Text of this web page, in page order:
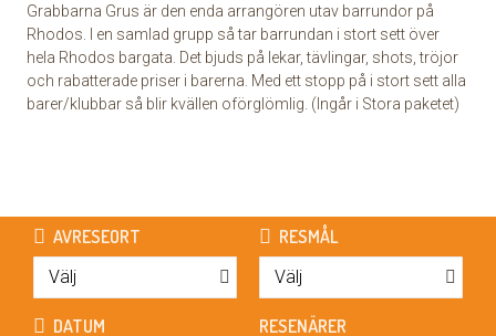
Grabbarna Grus är den enda arrangören utav barrundor på
Rhodos. I en samlad grupp så tar barrundan i stort sett över
hela Rhodos bargata. Det bjuds på lekar, tävlingar, shots, tröjor
och rabatterade priser i barerna. Med ett stopp på i stort sett alla
barer/klubbar så blir kvällen oförglömlig. (Ingår i Stora paketet)